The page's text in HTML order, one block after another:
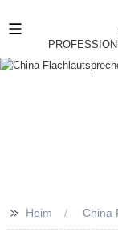
>> Heim China